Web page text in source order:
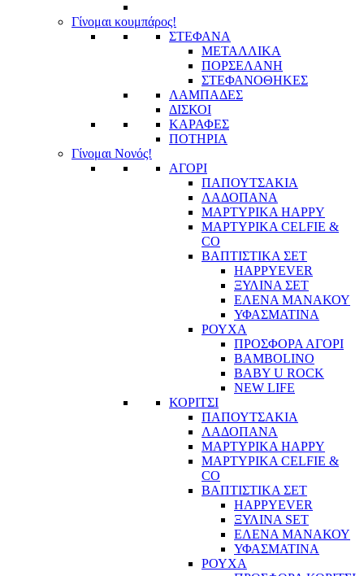
Γίνομαι κουμπάρος!
ΣΤΕΦΑΝΑ
ΜΕΤΑΛΛΙΚΑ
ΠΟΡΣΕΛΑΝΗ
ΣΤΕΦΑΝΟΘΗΚΕΣ
ΛΑΜΠΑΔΕΣ
ΔΙΣΚΟΙ
ΚΑΡΑΦΕΣ
ΠΟΤΗΡΙΑ
Γίνομαι Νονός!
ΑΓΟΡΙ
ΠΑΠΟΥΤΣΑΚΙΑ
ΛΑΔΟΠΑΝΑ
ΜΑΡΤΥΡΙΚΑ HAPPY
ΜΑΡΤΥΡΙΚΑ CELFIE &
CO
ΒΑΠΤΙΣΤΙΚΑ ΣΕΤ
HAPPYEVER
ΞΥΛΙΝΑ ΣΕΤ
ΕΛΕΝΑ ΜΑΝΑΚΟΥ
ΥΦΑΣΜΑΤΙΝΑ
ΡΟΥΧΑ
ΠΡΟΣΦΟΡΑ ΑΓΟΡΙ
BAMBOLINO
BABY U ROCK
NEW LIFE
ΚΟΡΙΤΣΙ
ΠΑΠΟΥΤΣΑΚΙΑ
ΛΑΔΟΠΑΝΑ
ΜΑΡΤΥΡΙΚΑ HAPPY
ΜΑΡΤΥΡΙΚΑ CELFIE &
CO
ΒΑΠΤΙΣΤΙΚΑ ΣΕΤ
HAPPYEVER
ΞΥΛΙΝΑ SET
ΕΛΕΝΑ ΜΑΝΑΚΟΥ
ΥΦΑΣΜΑΤΙΝΑ
ΡΟΥΧΑ